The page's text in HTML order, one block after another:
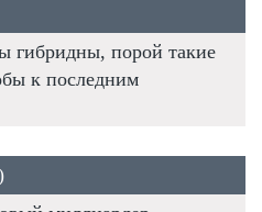
гибридны, порой такие
к последним